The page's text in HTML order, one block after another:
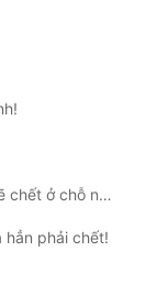
Chương 81: Ta tính tới, ngươi hôm nay sẽ chết ở chỗ này!
hẳn phải chết!